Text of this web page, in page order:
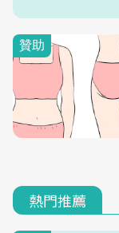
熱門推薦